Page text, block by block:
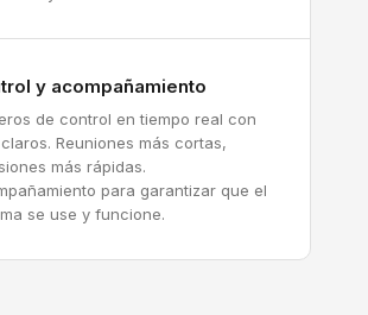
y acompañamiento
de control en tiempo real con
claros. Reuniones más cortas,
más rápidas.
para garantizar que el
se use y funcione.